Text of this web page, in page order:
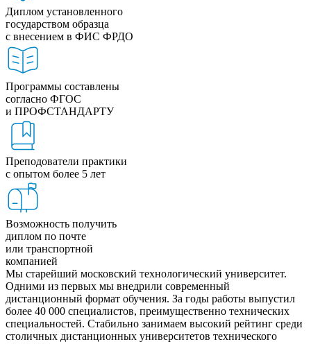
Диплом установленного
государством образца
с внесением в ФИС ФРДО
Программы составлены
согласно ФГОС
и ПРОФСТАНДАРТУ
Преподователи практики
с опытом более 5 лет
Возможность получить
диплом по почте
или транспортной
компанией
Мы старейший московский технологический университет.
Одними из первых мы внедрили современный
дистанционный формат обучения. За годы работы выпустил
более 40 000 специалистов, преимущественно технических
специальностей. Стабильно занимаем высокий рейтинг среди
столичных дистанционных университетов технического